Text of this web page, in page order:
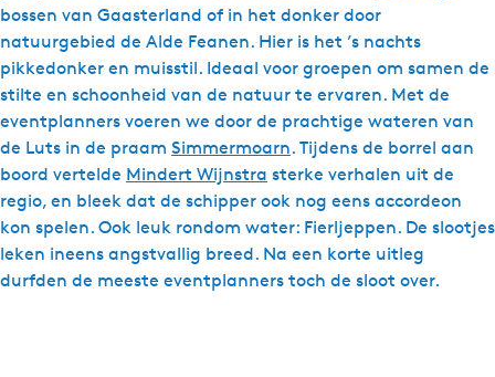
bossen van Gaasterland of in het donker door
natuurgebied de Alde Feanen. Hier is het ’s nachts
pikkedonker en muisstil. Ideaal voor groepen om samen de
stilte en schoonheid van de natuur te ervaren. Met de
eventplanners voeren we door de prachtige wateren van
de Luts in de praam Simmermoarn. Tijdens de borrel aan
boord vertelde Mindert Wijnstra sterke verhalen uit de
regio, en bleek dat de schipper ook nog eens accordeon
kon spelen. Ook leuk rondom water: Fierljeppen. De slootjes
leken ineens angstvallig breed. Na een korte uitleg
durfden de meeste eventplanners toch de sloot over.